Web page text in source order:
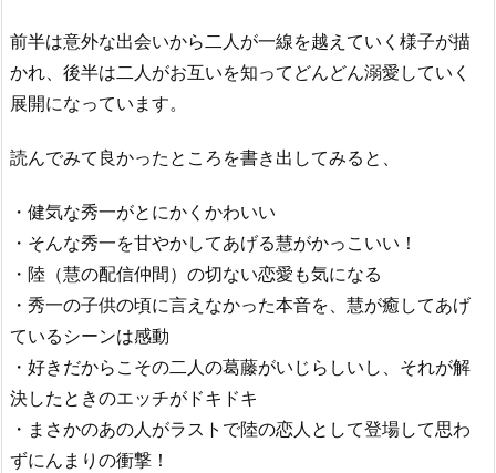
前半は意外な出会いから二人が一線を越えていく様子が描
かれ、後半は二人がお互いを知ってどんどん溺愛していく
展開になっています。
読んでみて良かったところを書き出してみると、
・健気な秀一がとにかくかわいい
・そんな秀一を甘やかしてあげる慧がかっこいい！
・陸（慧の配信仲間）の切ない恋愛も気になる
・秀一の子供の頃に言えなかった本音を、慧が癒してあげ
ているシーンは感動
・好きだからこその二人の葛藤がいじらしいし、それが解
決したときのエッチがドキドキ
・まさかのあの人がラストで陸の恋人として登場して思わ
ずにんまりの衝撃！